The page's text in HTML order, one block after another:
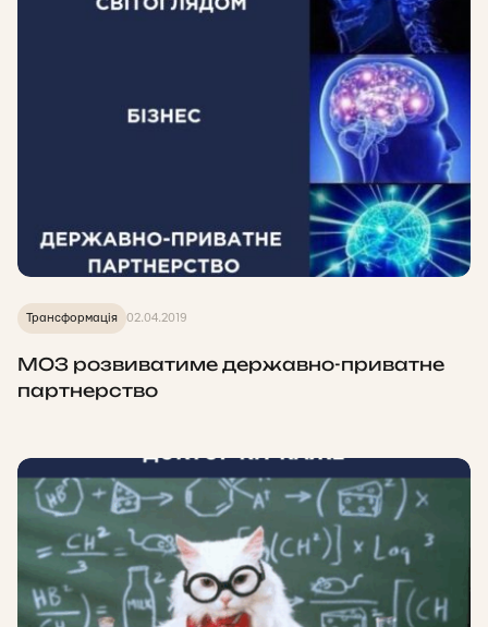
Трансформація 02.04.2019
МОЗ розвиватиме державно-приватне
партнерство